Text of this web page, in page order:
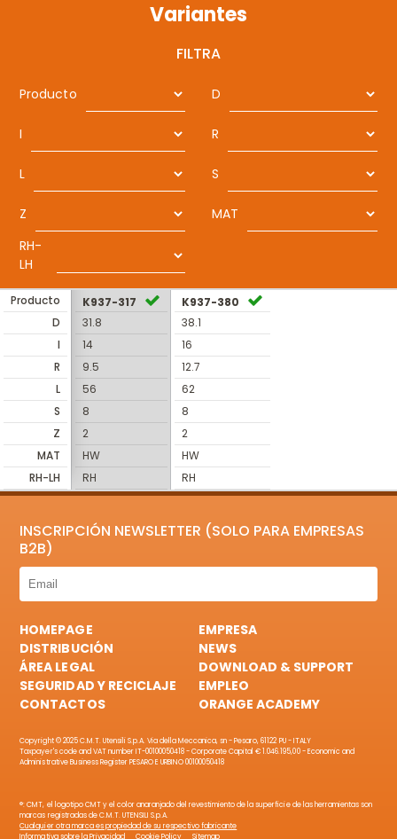
Variantes
FILTRA
Producto D
I R
L S
Z
MAT
RH-
LH
Producto
D
I
R
L
S
Z
MAT
RH-LH
K937-317
31.8
14
9.5
56
8
2
HW
RH
K937-380
38.1
16
12.7
62
8
2
HW
RH
INSCRIPCIÓN NEWSLETTER (SOLO PARA EMPRESAS
B2B)
HOMEPAGE
EMPRESA
DISTRIBUCIÓN
NEWS
ÁREA LEGAL
DOWNLOAD & SUPPORT
SEGURIDAD Y RECICLAJE
EMPLEO
CONTACTOS
ORANGE ACADEMY
Copyright © 2025 C.M.T. Utensili S.p.A. Via della Meccanica, sn - Pesaro, 61122 PU - ITALY
Taxpayer's code and VAT number IT-00100050418 - Corporate Capital € 1.046.195,00 - Economic and
Administrative Business Register PESARO E URBINO 00100050418
®: CMT, el logotipo CMT y el color anaranjado del revestimiento de la superficie de las herramientas son
marcas registradas de C.M.T. UTENSILI S.p.A.
Cualquier otra marca es propiedad de su respectivo fabricante
Informativa sobre la Privacidad
Cookie Policy Sitemap